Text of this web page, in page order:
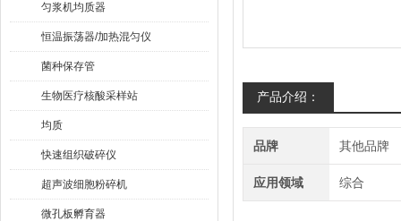
匀浆机均质器
恒温振荡器/加热混匀仪
菌种保存管
生物医疗核酸采样站
均质
快速组织破碎仪
超声波细胞粉碎机
微孔板孵育器
产品介绍：
品牌 其他品牌
应用领域 综合